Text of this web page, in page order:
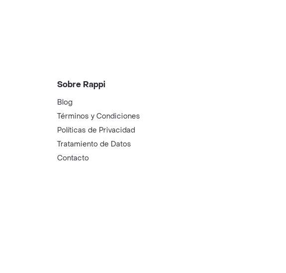
Sobre Rappi
Blog
Términos y Condiciones
Políticas de Privacidad
Tratamiento de Datos
Contacto